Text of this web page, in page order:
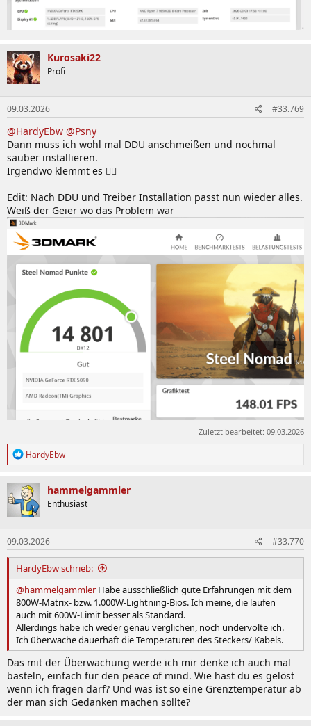
Kurosaki22
Profi
09.03.2026 #33.769
@HardyEbw @Psny
Dann muss ich wohl mal DDU anschmeißen und nochmal
sauber installieren.
Irgendwo klemmt es 🤷‍♂️
Edit: Nach DDU und Treiber Installation passt nun wieder alles.
Weiß der Geier wo das Problem war
Zuletzt bearbeitet: 09.03.2026
R
k
t
i
o
n
e
n
:
HardyEbw
hammelgammler
Enthusiast
09.03.2026 #33.770
HardyEbw schrieb:
@hammelgammler Habe ausschließlich gute Erfahrungen mit dem
800W-Matrix- bzw. 1.000W-Lightning-Bios. Ich meine, die laufen
auch mit 600W-Limit besser als Standard.
Allerdings habe ich weder genau verglichen, noch undervolte ich.
Ich überwache dauerhaft die Temperaturen des Steckers/ Kabels.
Das mit der Überwachung werde ich mir denke ich auch mal
basteln, einfach für den peace of mind. Wie hast du es gelöst
wenn ich fragen darf? Und was ist so eine Grenztemperatur ab
der man sich Gedanken machen sollte?